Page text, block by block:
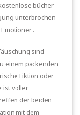
bücher
unterbrochen
sind
einem packenden
Fiktion oder
ist voller
der beiden
mit dem